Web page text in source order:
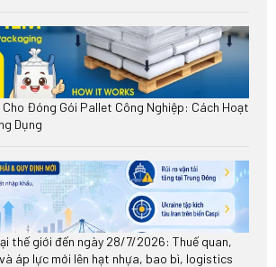
Đóng Gói Pallet Công Nghiệp: Cách Hoạt
Dụng
thế giới đến ngày 28/7/2026: Thuế quan,
áp lực mới lên hạt nhựa, bao bì, logistics